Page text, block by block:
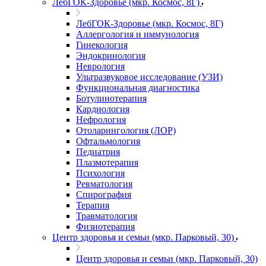
ЛебГОК-Здоровье (мкр. Космос, 8Г)
ЛебГОК-Здоровье (мкр. Космос, 8Г)
Аллергология и иммунология
Гинекология
Эндокринология
Неврология
Ультразвуковое исследование (УЗИ)
Функциональная диагностика
Ботулинотерапия
Кардиология
Нефрология
Отоларингология (ЛОР)
Офтальмология
Педиатрия
Плазмотерапия
Психология
Ревматология
Спирография
Терапия
Травматология
Физиотерапия
Центр здоровья и семьи (мкр. Парковый, 30)
Центр здоровья и семьи (мкр. Парковый, 30)